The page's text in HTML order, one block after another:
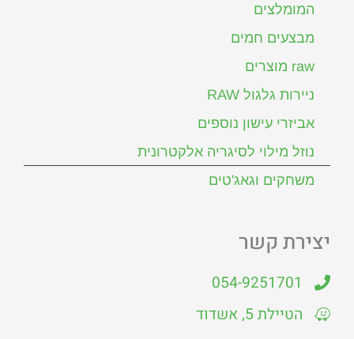
המומלצים
מבצעים חמים
raw מוצרים
ניירות גלגול RAW
אביזרי עישון נוספים
נוזל מילוי לסיגריה אלקטרונית
משחקים וגאג'טים
יצירת קשר
054-9251701
הטיילת 5, אשדוד